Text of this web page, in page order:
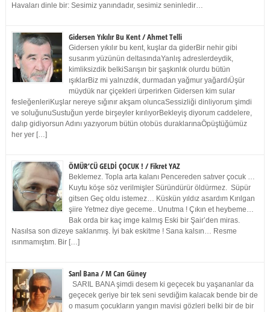
Havaları dinle bir: Sesimiz yanındadır, sesimiz seninledir…
Gidersen Yıkılır Bu Kent / Ahmet Telli
Gidersen yıkılır bu kent, kuşlar da giderBir nehir gibi
susarım yüzünün deltasındaYanlış adreslerdeydik,
kimliksizdik belkiSarışın bir şaşkınlık olurdu bütün
ışıklarBiz mi yalnızdık, durmadan yağmur yağardıÜşür
müydük nar çiçekleri ürperirken Gidersen kim sular
fesleğenleriKuşlar nereye sığınır akşam oluncaSessizliği dinliyorum şimdi
ve soluğunuSustuğun yerde birşeyler kırılıyorBekleyiş diyorum caddelere,
dalıp gidiyorsun Adını yazıyorum bütün otobüs duraklarınaÖpüştüğümüz
her yer […]
ÖMÜR’CÜ GELDİ ÇOCUK ! / Fikret YAZ
Beklemez. Topla arta kalanı Pencereden satıver çocuk …
Kuytu köşe söz verilmişler Süründürür öldürmez. Süpür
gitsen Geç oldu istemez… Küskün yıldız asardım Kırılgan
şiire Yetmez diye geceme.. Unutma ! Çıkın et heybeme…
Bak orda bir kaç imge kalmış Eski bir Şair’den miras.
Nasılsa son dizeye saklanmış. İyi bak eskitme ! Sana kalsın… Resme
ısınmamıştım. Bir […]
Sarıl Bana / M Can Güney
SARIL BANA şimdi desem ki geçecek bu yaşananlar da
geçecek geriye bir tek seni sevdiğim kalacak bende bir de
o masum çocukların yangın mavisi gözleri belki bir de bir